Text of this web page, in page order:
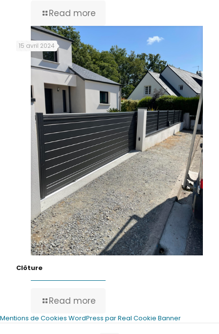
Read more
15 avril 2024
Clôture
Read more
Mentions de Cookies WordPress par Real Cookie Banner